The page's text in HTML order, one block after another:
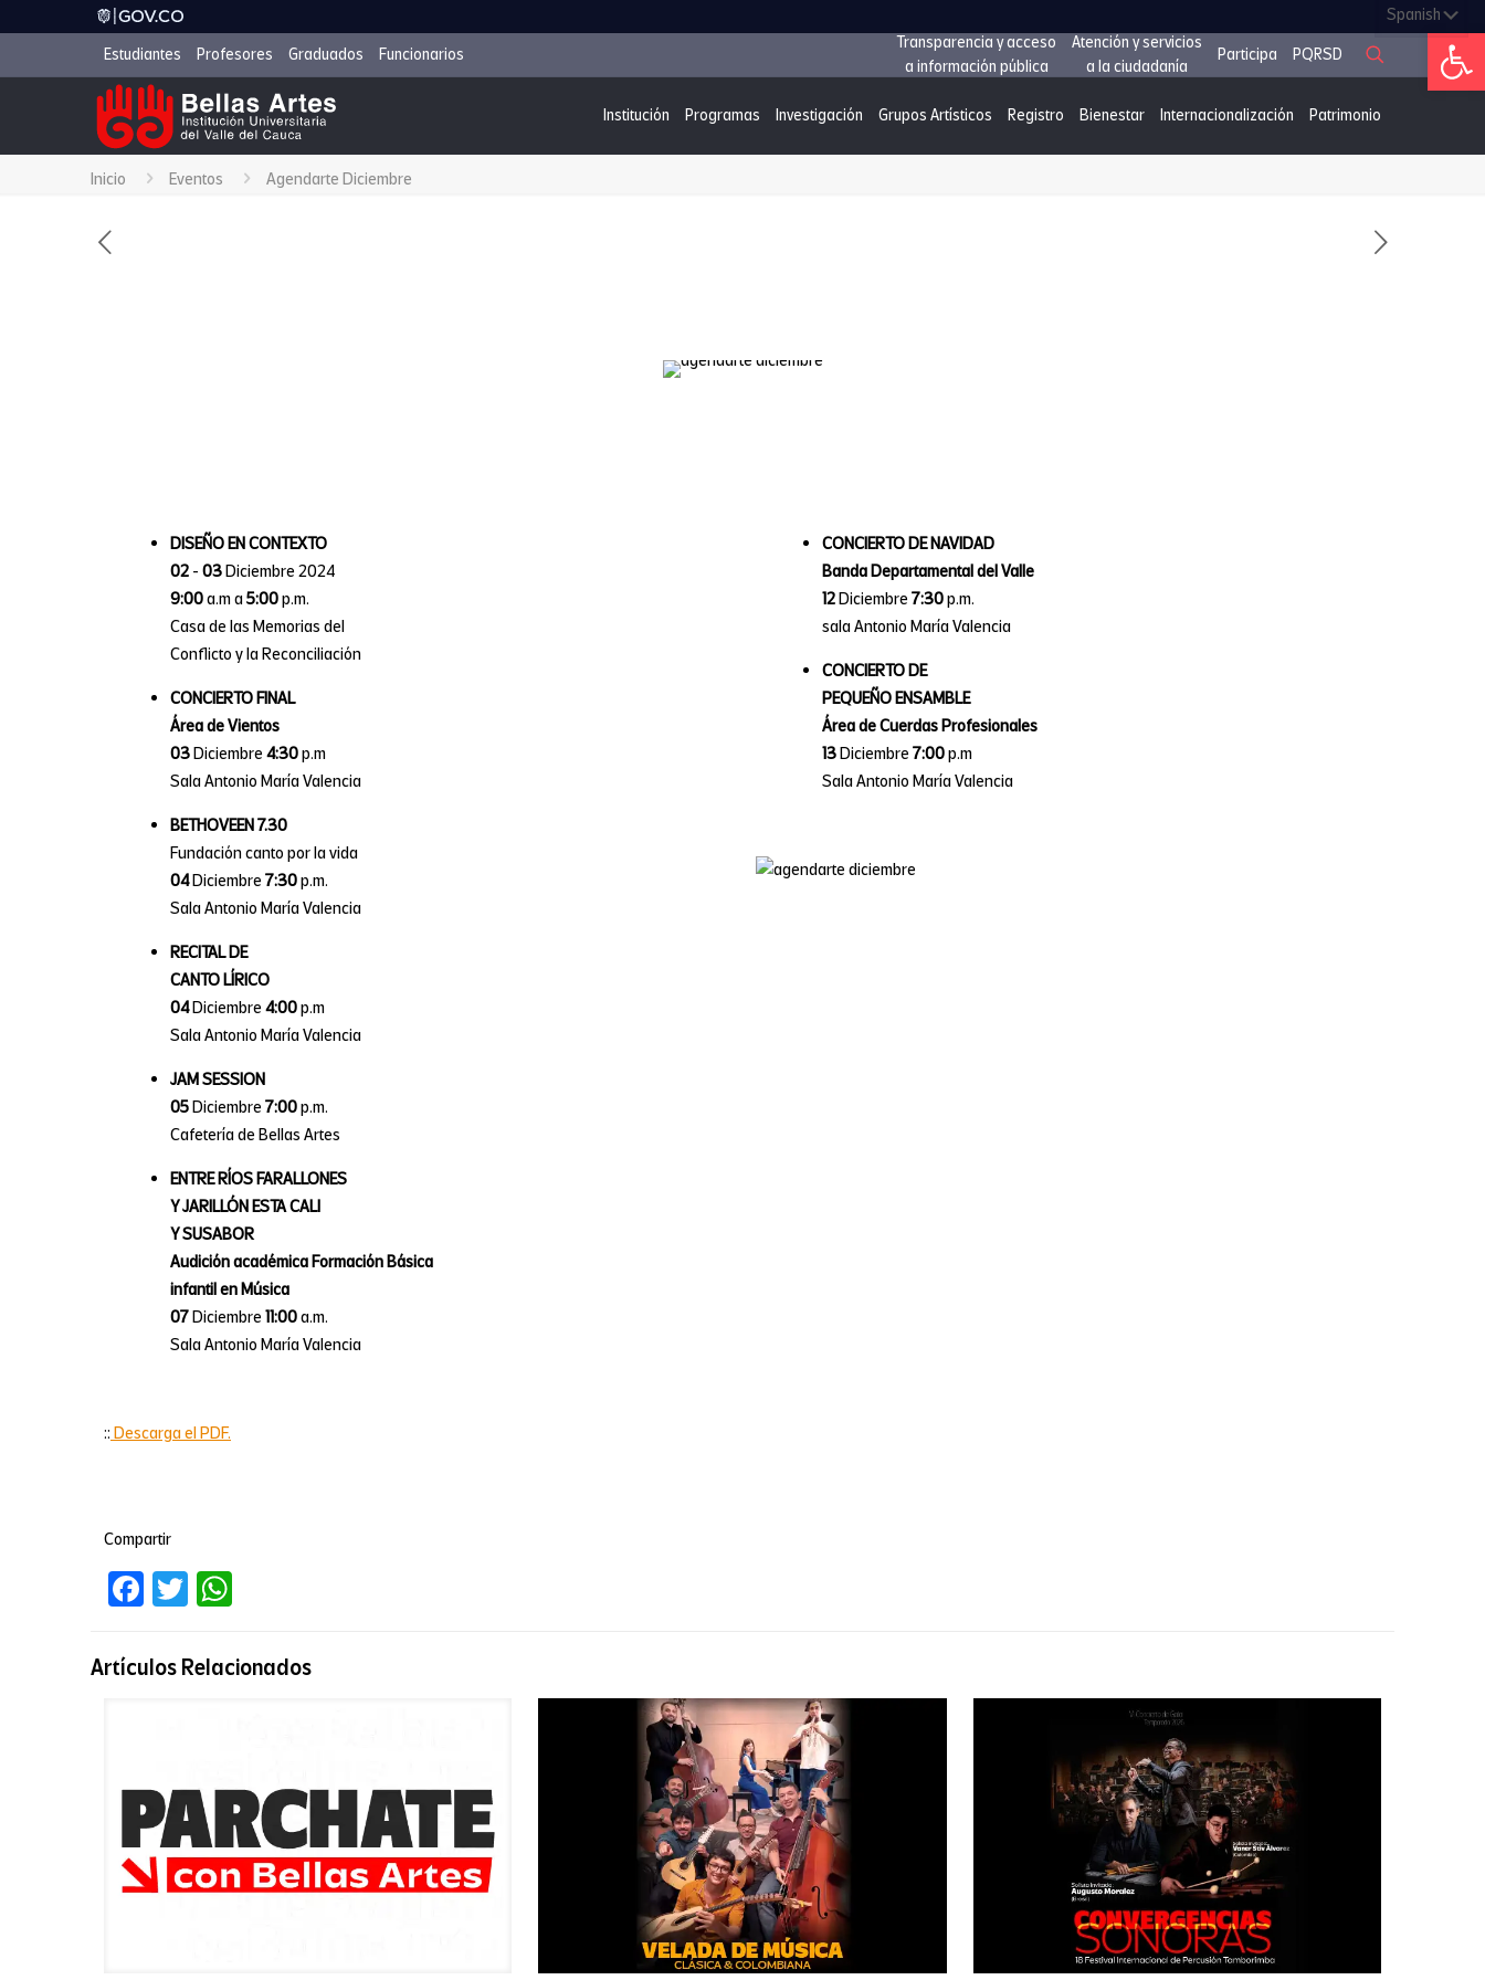
Abrir
Estudiantes Profesores Graduados Funcionarios
Transparencia y acceso
a información pública
Atención y servicios
a la ciudadanía
Participa PQRSD
Institución Programas Investigación Grupos Artísticos Registro Bienestar Internacionalización Patrimonio
Inicio Eventos Agendarte Diciembre
DISEÑO EN CONTEXTO
02 - 03Diciembre 2024
9:00a.m a5:00p.m.
Casa de las Memorias del
Conflicto y la Reconciliación
CONCIERTO FINAL
Área de Vientos
03Diciembre 4:30p.m
Sala Antonio María Valencia
BETHOVEEN 7.30
Fundación canto por la vida
04Diciembre 7:30p.m.
Sala Antonio María Valencia
RECITAL DE
CANTO LÍRICO
04Diciembre 4:00p.m
Sala Antonio María Valencia
JAM SESSION
05Diciembre 7:00p.m.
Cafetería de Bellas Artes
ENTRE RÍOS FARALLONES
Y JARILLÓN ESTA CALI
Y SUSABOR
Audición académica Formación Básica
infantil en Música
07Diciembre 11:00a.m.
Sala Antonio María Valencia
CONCIERTO DE NAVIDAD
Banda Departamental del Valle
12Diciembre 7:30p.m.
sala Antonio María Valencia
CONCIERTO DE
PEQUEÑO ENSAMBLE
Área de Cuerdas Profesionales
13Diciembre 7:00p.m
Sala Antonio María Valencia
:: Descarga el PDF.
Compartir
Facebook
TwitterWhatsApp
Artículos Relacionados